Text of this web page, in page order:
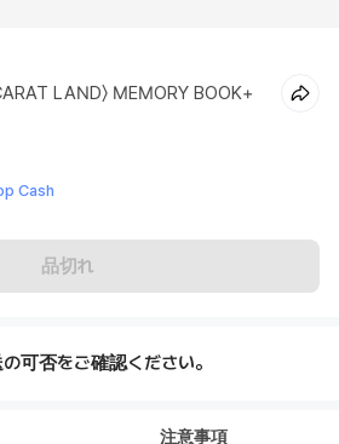
LAND〉 MEMORY BOOK+
Cash
品切れ
可否をご確認ください。
注意事項